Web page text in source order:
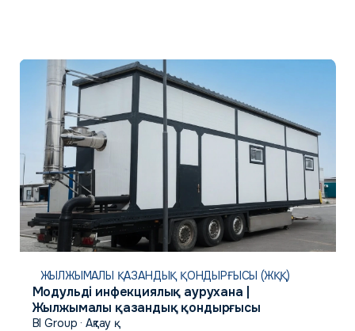
ЖЫЛЖЫМАЛЫ ҚАЗАНДЫҚ ҚОНДЫРҒЫСЫ (ЖҚҚ)
Модульді инфекциялық аурухана |
Жылжымалы қазандық қондырғысы
BI Group · Ақтау қ.